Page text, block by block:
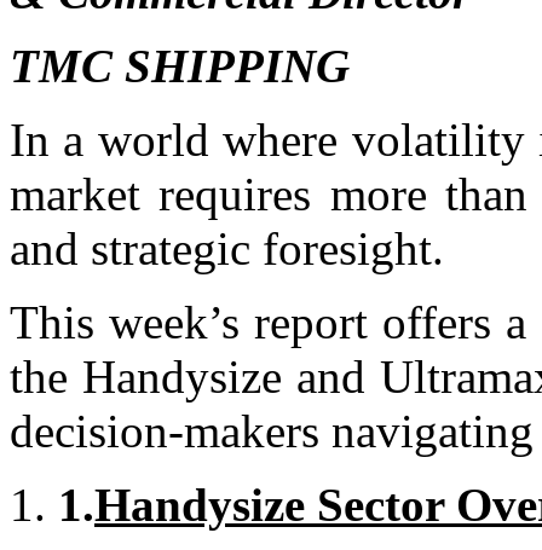
TMC SHIPPING
In a world where volatility
market requires more
and strategic foresight.
This week’s report offers
the Handysize and
decision-makers
1.Handysize Sector